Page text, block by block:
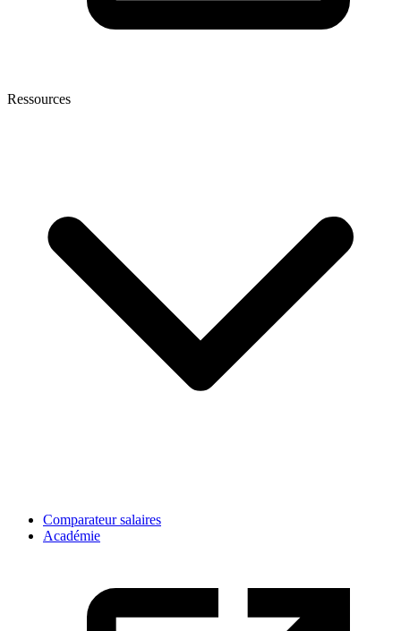
Ressources
Comparateur salaires
Académie